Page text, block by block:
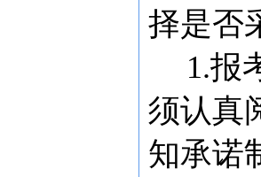
择是否
1.报
须认真
知承诺